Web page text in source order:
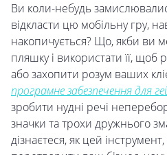
Ви коли-небудь
відкласти цю мобільну гру,
накопичується? Що, якби ви
пляшку і використати її,
або захопити розум ваших
програмне забезпечення для
зробити нудні речі
значки та трохи дружнього
дізнаєтеся, як цей